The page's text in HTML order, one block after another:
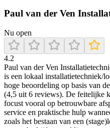
Paul van der Ven
Nu open
4.2
Paul van der Ven
is een lokaal installatietechniek/
hoge beoordeling op basis van
(4,5 uit 6 reviews). De feitelijke
focust vooral op betrouwbare
service en praktische hulp
zoals het bestaan van een